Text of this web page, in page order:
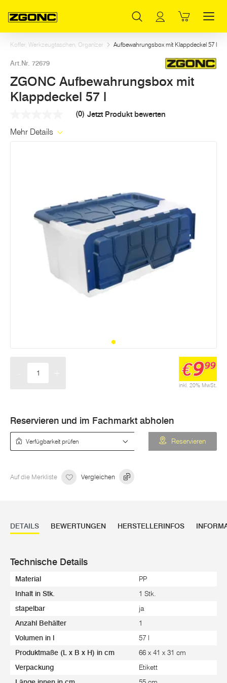
Koffer, Werkzeugtaschen, Organizer Aufbewahrungsbox mit Klappdeckel 57 l
Art.Nr. 72679
ZGONC Aufbewahrungsbox mit
Klappdeckel 57 l
Link
(0) Jetzt Produkt bewerten
Mehr Details
inkl. 20% MwSt.
€999
Reservieren und im Fachmarkt abholen
Reservieren
Auf die Merkliste Vergleichen
DETAILS BEWERTUNGEN HERSTELLERINFOS
Technische Details
Material PP
Inhalt in Stk. 1 Stk.
stapelbar ja
Anzahl Behälter 1
Volumen in l 57 l
Produktmaße (L x B x H) in cm 66 x 41 x 31 cm
Verpackung Etikett